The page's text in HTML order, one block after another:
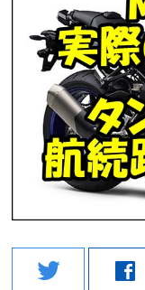
twitter facebook